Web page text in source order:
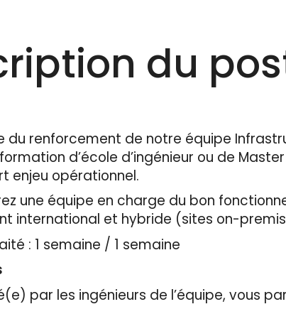
du
du renforcement de notre équipe
d’école d’ingénieur ou de
enjeu opérationnel.
une équipe en charge du bon
international et hybride (sites on-
: 1 semaine / 1 semaine
par les ingénieurs de l’équipe, vous